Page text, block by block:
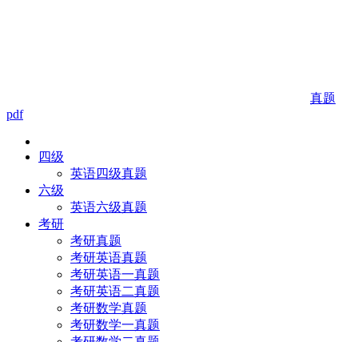
真题
pdf
四级
英语四级真题
六级
英语六级真题
考研
考研真题
考研英语真题
考研英语一真题
考研英语二真题
考研数学真题
考研数学一真题